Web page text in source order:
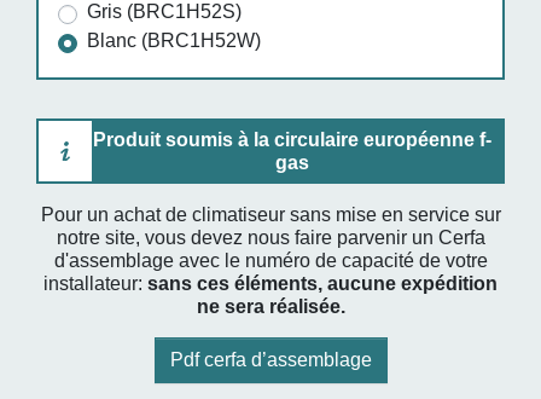
Gris (BRC1H52S)
Blanc (BRC1H52W)
Produit soumis à la circulaire européenne f-
gas
Pour un achat de climatiseur sans mise en service sur
notre site, vous devez nous faire parvenir un Cerfa
d'assemblage avec le numéro de capacité de votre
installateur: sans ces éléments, aucune expédition
ne sera réalisée.
Pdf cerfa d’assemblage